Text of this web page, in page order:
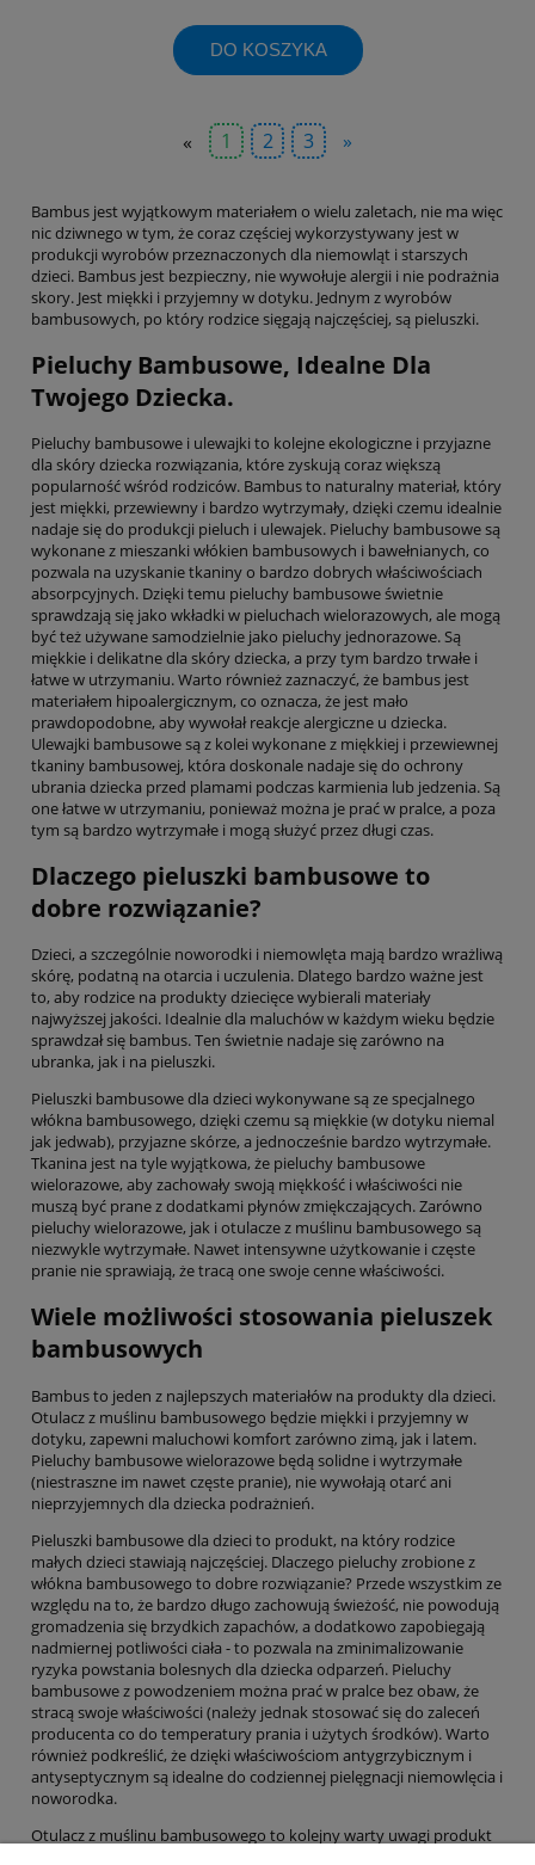
DO KOSZYKA
« 1 2 3 »
Bambus jest wyjątkowym materiałem o wielu zaletach, nie ma więc
nic dziwnego w tym, że coraz częściej wykorzystywany jest w
produkcji wyrobów przeznaczonych dla niemowląt i starszych
dzieci. Bambus jest bezpieczny, nie wywołuje alergii i nie podrażnia
skory. Jest miękki i przyjemny w dotyku. Jednym z wyrobów
bambusowych, po który rodzice sięgają najczęściej, są pieluszki.
Pieluchy Bambusowe, Idealne Dla
Twojego Dziecka.
Pieluchy bambusowe i ulewajki to kolejne ekologiczne i przyjazne
dla skóry dziecka rozwiązania, które zyskują coraz większą
popularność wśród rodziców. Bambus to naturalny materiał, który
jest miękki, przewiewny i bardzo wytrzymały, dzięki czemu idealnie
nadaje się do produkcji pieluch i ulewajek. Pieluchy bambusowe są
wykonane z mieszanki włókien bambusowych i bawełnianych, co
pozwala na uzyskanie tkaniny o bardzo dobrych właściwościach
absorpcyjnych. Dzięki temu pieluchy bambusowe świetnie
sprawdzają się jako wkładki w pieluchach wielorazowych, ale mogą
być też używane samodzielnie jako pieluchy jednorazowe. Są
miękkie i delikatne dla skóry dziecka, a przy tym bardzo trwałe i
łatwe w utrzymaniu. Warto również zaznaczyć, że bambus jest
materiałem hipoalergicznym, co oznacza, że jest mało
prawdopodobne, aby wywołał reakcje alergiczne u dziecka.
Ulewajki bambusowe są z kolei wykonane z miękkiej i przewiewnej
tkaniny bambusowej, która doskonale nadaje się do ochrony
ubrania dziecka przed plamami podczas karmienia lub jedzenia. Są
one łatwe w utrzymaniu, ponieważ można je prać w pralce, a poza
tym są bardzo wytrzymałe i mogą służyć przez długi czas.
Dlaczego pieluszki bambusowe to
dobre rozwiązanie?
Dzieci, a szczególnie noworodki i niemowlęta mają bardzo wrażliwą
skórę, podatną na otarcia i uczulenia. Dlatego bardzo ważne jest
to, aby rodzice na produkty dziecięce wybierali materiały
najwyższej jakości. Idealnie dla maluchów w każdym wieku będzie
sprawdzał się bambus. Ten świetnie nadaje się zarówno na
ubranka, jak i na pieluszki.
Pieluszki bambusowe dla dzieci wykonywane są ze specjalnego
włókna bambusowego, dzięki czemu są miękkie (w dotyku niemal
jak jedwab), przyjazne skórze, a jednocześnie bardzo wytrzymałe.
Tkanina jest na tyle wyjątkowa, że pieluchy bambusowe
wielorazowe, aby zachowały swoją miękkość i właściwości nie
muszą być prane z dodatkami płynów zmiękczających. Zarówno
pieluchy wielorazowe, jak i otulacze z muślinu bambusowego są
niezwykle wytrzymałe. Nawet intensywne użytkowanie i częste
pranie nie sprawiają, że tracą one swoje cenne właściwości.
Wiele możliwości stosowania pieluszek
bambusowych
Bambus to jeden z najlepszych materiałów na produkty dla dzieci.
Otulacz z muślinu bambusowego będzie miękki i przyjemny w
dotyku, zapewni maluchowi komfort zarówno zimą, jak i latem.
Pieluchy bambusowe wielorazowe będą solidne i wytrzymałe
(niestraszne im nawet częste pranie), nie wywołają otarć ani
nieprzyjemnych dla dziecka podrażnień.
Pieluszki bambusowe dla dzieci to produkt, na który rodzice
małych dzieci stawiają najczęściej. Dlaczego pieluchy zrobione z
włókna bambusowego to dobre rozwiązanie? Przede wszystkim ze
względu na to, że bardzo długo zachowują świeżość, nie powodują
gromadzenia się brzydkich zapachów, a dodatkowo zapobiegają
nadmiernej potliwości ciała - to pozwala na zminimalizowanie
ryzyka powstania bolesnych dla dziecka odparzeń. Pieluchy
bambusowe z powodzeniem można prać w pralce bez obaw, że
stracą swoje właściwości (należy jednak stosować się do zaleceń
producenta co do temperatury prania i użytych środków). Warto
również podkreślić, że dzięki właściwościom antygrzybicznym i
antyseptycznym są idealne do codziennej pielęgnacji niemowlęcia i
noworodka.
Otulacz z muślinu bambusowego to kolejny warty uwagi produkt